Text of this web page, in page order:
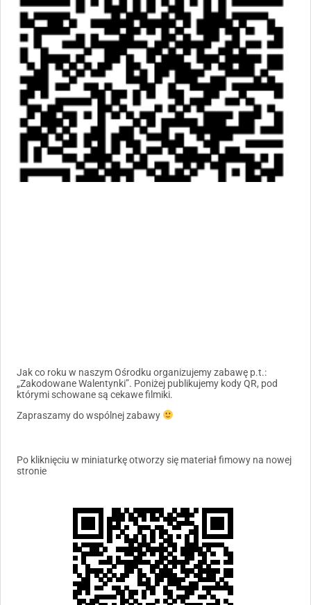
Jak co roku w naszym Ośrodku organizujemy zabawę p.t.:
„Zakodowane Walentynki”. Poniżej publikujemy kody QR, pod
którymi schowane są cekawe filmiki.
Zapraszamy do wspólnej zabawy
Po kliknięciu w miniaturkę otworzy się materiał fimowy na nowej
stronie